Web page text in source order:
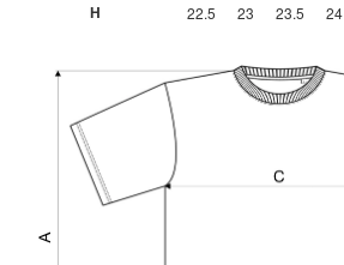
H 22.5 23 23.5 24